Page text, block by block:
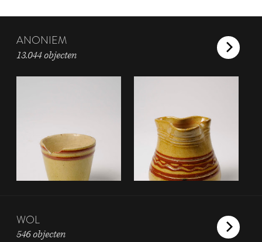
ANONIEM
13.044 objecten
WOL
546 objecten